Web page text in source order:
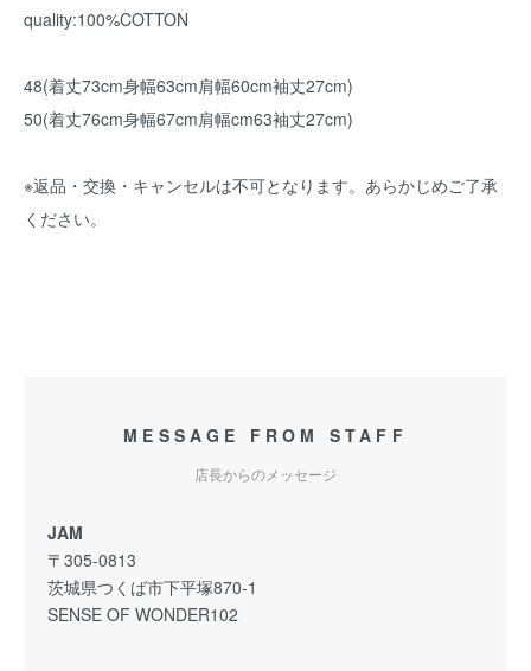
quality:100%COTTON
48(着丈73cm身幅63cm肩幅60cm袖丈27cm)
50(着丈76cm身幅67cm肩幅cm63袖丈27cm)
※返品・交換・キャンセルは不可となります。あらかじめご了承
ください。
MESSAGE FROM STAFF
店長からのメッセージ
JAM
〒305-0813
茨城県つくば市下平塚870-1
SENSE OF WONDER102